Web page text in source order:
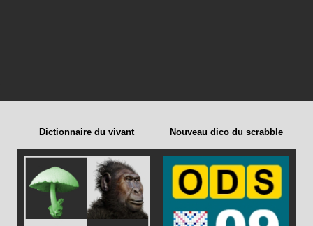
Dictionnaire du vivant Nouveau dico du scrabble